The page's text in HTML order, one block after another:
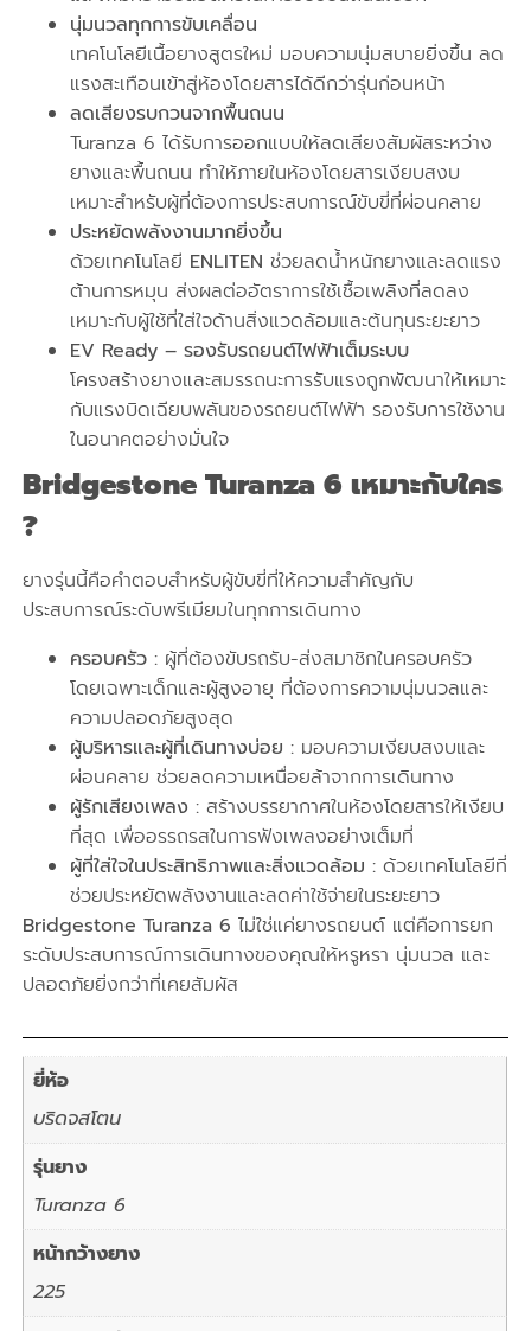
นุ่มนวลทุกการขับเคลื่อน
เทคโนโลยีเนื้อยางสูตรใหม่ มอบความนุ่มสบายยิ่งขึ้น ลด
แรงสะเทือนเข้าสู่ห้องโดยสารได้ดีกว่ารุ่นก่อนหน้า
ลดเสียงรบกวนจากพื้นถนน
Turanza 6 ได้รับการออกแบบให้ลดเสียงสัมผัสระหว่าง
ยางและพื้นถนน ทำให้ภายในห้องโดยสารเงียบสงบ
เหมาะสำหรับผู้ที่ต้องการประสบการณ์ขับขี่ที่ผ่อนคลาย
ประหยัดพลังงานมากยิ่งขึ้น
ด้วยเทคโนโลยี ENLITEN ช่วยลดน้ำหนักยางและลดแรง
ต้านการหมุน ส่งผลต่ออัตราการใช้เชื้อเพลิงที่ลดลง
เหมาะกับผู้ใช้ที่ใส่ใจด้านสิ่งแวดล้อมและต้นทุนระยะยาว
EV Ready – รองรับรถยนต์ไฟฟ้าเต็มระบบ
โครงสร้างยางและสมรรถนะการรับแรงถูกพัฒนาให้เหมาะ
กับแรงบิดเฉียบพลันของรถยนต์ไฟฟ้า รองรับการใช้งาน
ในอนาคตอย่างมั่นใจ
BridgestoneTuranza 6 เหมาะกับใคร
?
ยางรุ่นนี้คือคำตอบสำหรับผู้ขับขี่ที่ให้ความสำคัญกับ
ประสบการณ์ระดับพรีเมียมในทุกการเดินทาง
ครอบครัว : ผู้ที่ต้องขับรถรับ-ส่งสมาชิกในครอบครัว
โดยเฉพาะเด็กและผู้สูงอายุ ที่ต้องการความนุ่มนวลและ
ความปลอดภัยสูงสุด
ผู้บริหารและผู้ที่เดินทางบ่อย : มอบความเงียบสงบและ
ผ่อนคลาย ช่วยลดความเหนื่อยล้าจากการเดินทาง
ผู้รักเสียงเพลง : สร้างบรรยากาศในห้องโดยสารให้เงียบ
ที่สุด เพื่ออรรถรสในการฟังเพลงอย่างเต็มที่
ผู้ที่ใส่ใจในประสิทธิภาพและสิ่งแวดล้อม : ด้วยเทคโนโลยีที่
ช่วยประหยัดพลังงานและลดค่าใช้จ่ายในระยะยาว
Bridgestone Turanza 6 ไม่ใช่แค่ยางรถยนต์ แต่คือการยก
ระดับประสบการณ์การเดินทางของคุณให้หรูหรา นุ่มนวล และ
ปลอดภัยยิ่งกว่าที่เคยสัมผัส
ยี่ห้อ
บริดจสโตน
รุ่นยาง
Turanza 6
หน้ากว้างยาง
225